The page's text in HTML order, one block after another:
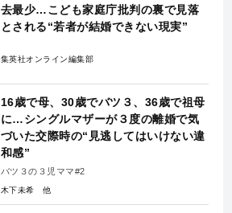
去最少…こども家庭庁批判の裏で見落
とされる“若者が結婚できない現実”
集英社オンライン編集部
16歳で母、30歳でバツ３、36歳で祖母
に…シングルマザーが３度の離婚で気
づいた交際時の“見逃してはいけない違
和感”
バツ３の３児ママ#2
木下未希